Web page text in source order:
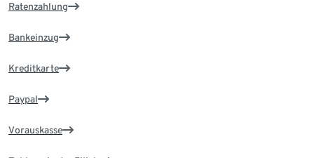
Ratenzahlung
Bankeinzug
Kreditkarte
Paypal
Vorauskasse